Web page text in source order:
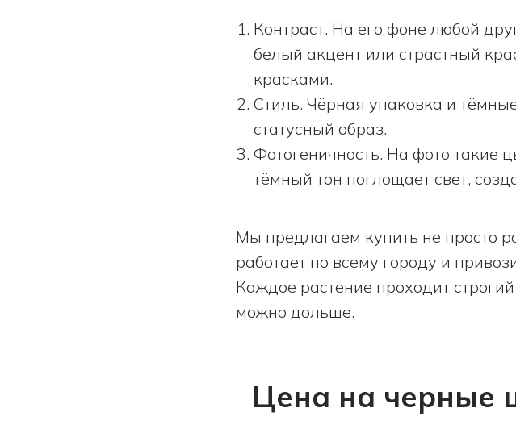
Контраст. На его фоне любой
белый акцент или страстный
красками.
Стиль. Чёрная упаковка и
статусный образ.
Фотогеничность. На фото такие
тёмный тон поглощает свет,
Мы предлагаем купить не просто
работает по всему городу и
Каждое растение проходит
можно дольше.
Цена на черные